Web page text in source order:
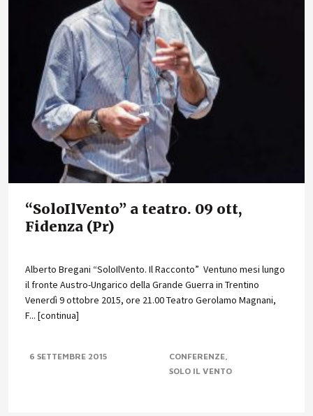
“SoloIlVento” a teatro. 09 ott,
Fidenza (Pr)
Alberto Bregani “SoloIlVento. Il Racconto” Ventuno mesi lungo
il fronte Austro-Ungarico della Grande Guerra in Trentino
Venerdì 9 ottobre 2015, ore 21.00 Teatro Gerolamo Magnani,
F... [continua]
6 SETTEMBRE 2015
CONFERENZE
SOLO IL VENTO